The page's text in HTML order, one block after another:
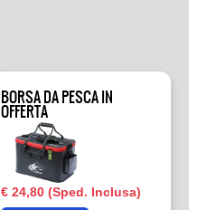
BORSA DA PESCA IN
OFFERTA
€ 24,80 (Sped. Inclusa)